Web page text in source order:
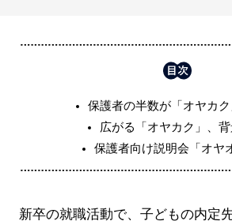
保護者の半数が「オヤカ
広がる「オヤカク」、背
保護者向け説明会「オヤ
新卒の就職活動で、子どもの内定